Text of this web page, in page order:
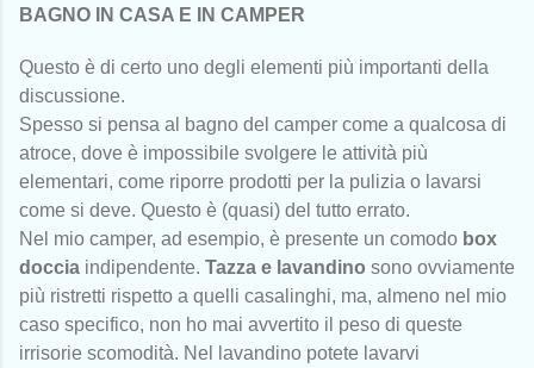
BAGNO IN CASA E IN CAMPER
Questo è di certo uno degli elementi più importanti della
discussione.
Spesso si pensa al bagno del camper come a qualcosa di
atroce, dove è impossibile svolgere le attività più
elementari, come riporre prodotti per la pulizia o lavarsi
come si deve. Questo è (quasi) del tutto errato.
Nel mio camper, ad esempio, è presente un comodo box
doccia indipendente. Tazza e lavandino sono ovviamente
più ristretti rispetto a quelli casalinghi, ma, almeno nel mio
caso specifico, non ho mai avvertito il peso di queste
irrisorie scomodità. Nel lavandino potete lavarvi